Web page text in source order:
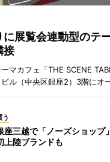
に展覧会連動型のテ
接
マカフェ「THE SCENE
ル（中央区銀座2）3階にオ
う
座三越で「ノーズショッ
上陸ブランドも